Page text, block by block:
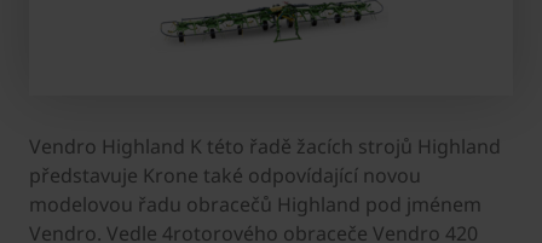
Vendro Highland K této řadě žacích strojů Highland
představuje Krone také odpovídající novou
modelovou řadu obracečů Highland pod jménem
Vendro. Vedle 4rotorového obraceče Vendro 420